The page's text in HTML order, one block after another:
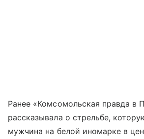
Ранее «Комсомольская правда в
рассказывала о стрельбе,
мужчина на белой иномарке в